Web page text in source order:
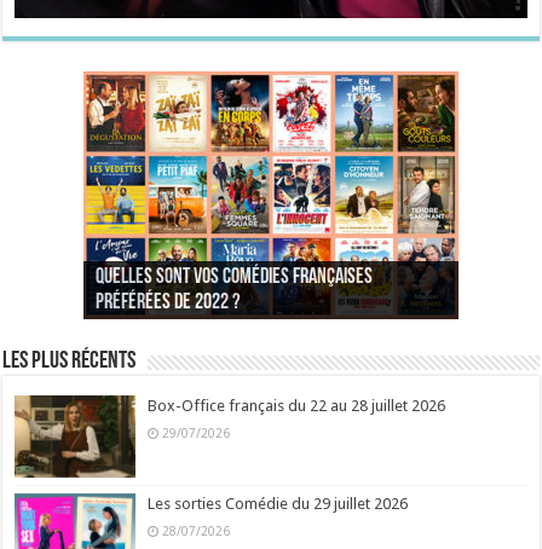
Quelles sont vos comédies françaises
préférées de 2022 ?
Quel est votre personnage préféré du Père
Noël est une ordure ?
Quelles sont vos comédies françaises
préférées de 2021 ?
Quel est votre « Gendarme » préféré ?
Quels sont vos 3 comédies de Jean-Marie Poiré
préférées ?
Quel est votre « Tati » préféré ?
Quel est votre « bronzé » préféré ?
Les plus récents
Box-Office français du 22 au 28 juillet 2026
29/07/2026
Les sorties Comédie du 29 juillet 2026
28/07/2026